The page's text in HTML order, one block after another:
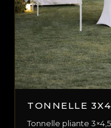
TONNELLE
Tonnelle pliante